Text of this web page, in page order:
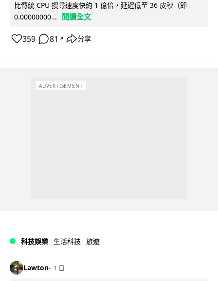
比傳統 CPU 搜尋速度快約 1 億倍，延遲低至 36 皮秒（即
0.00000000...
閱讀全文
359 81 ↗ 分享
ADVERTISEMENT
科技娛樂 生活科技 旅遊
Lawton 1 日